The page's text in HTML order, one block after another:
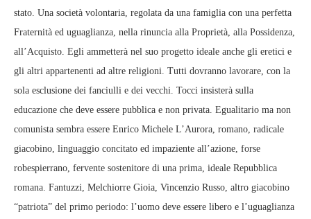
stato. Una società volontaria, regolata da una famiglia con una perfetta
Fraternità ed uguaglianza, nella rinuncia alla Proprietà, alla Possidenza,
all’Acquisto. Egli ammetterà nel suo progetto ideale anche gli eretici e
gli altri appartenenti ad altre religioni. Tutti dovranno lavorare, con la
sola esclusione dei fanciulli e dei vecchi. Tocci insisterà sulla
educazione che deve essere pubblica e non privata. Egualitario ma non
comunista sembra essere Enrico Michele L’Aurora, romano, radicale
giacobino, linguaggio concitato ed impaziente all’azione, forse
robespierrano, fervente sostenitore di una prima, ideale Repubblica
romana. Fantuzzi, Melchiorre Gioia, Vincenzio Russo, altro giacobino
“patriota” del primo periodo: l’uomo deve essere libero e l’uguaglianza